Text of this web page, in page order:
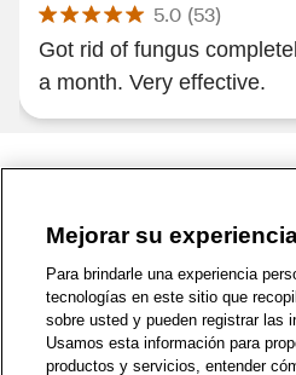
5.0 (53)
Got rid of fungus
a month. Very effective.
1-800-679-9691 | Contáctenos |
Política de Privacidad | WA
Zona de Bienestar | ©
Mejorar su
Para brindarle una experiencia
tecnologías en este sitio que
sobre usted y pueden registrar las
Usamos esta información para
productos y servicios, entender